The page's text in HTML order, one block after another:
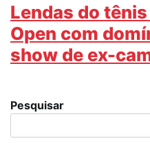
Lendas do
Open com
show de ex-
Pesquisar